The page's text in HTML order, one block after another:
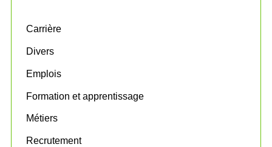
o
:
Carrière
Divers
Emplois
Formation et apprentissage
Métiers
Recrutement